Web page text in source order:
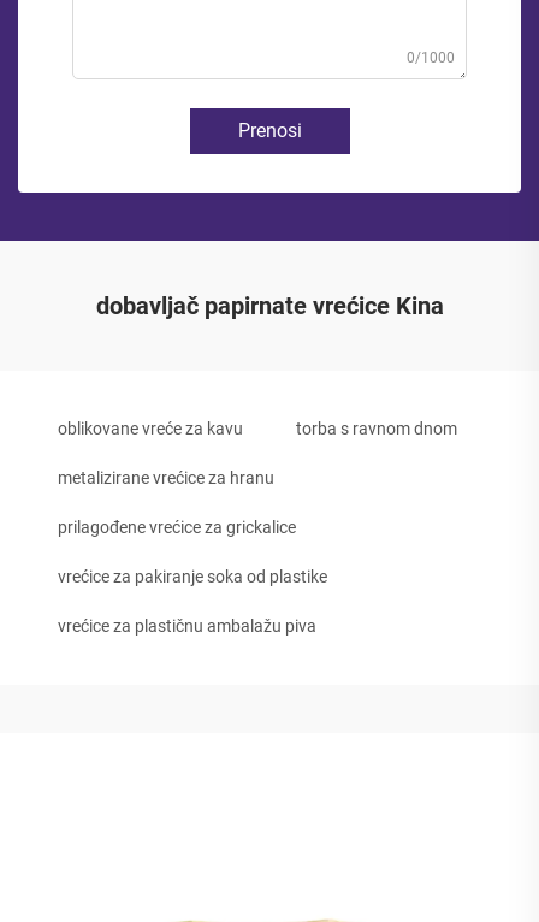
0/1000
Prenosi
dobavljač papirnate vrećice Kina
oblikovane vreće za kavu torba s ravnom dnom
metalizirane vrećice za hranu
prilagođene vrećice za grickalice
vrećice za pakiranje soka od plastike
vrećice za plastičnu ambalažu piva